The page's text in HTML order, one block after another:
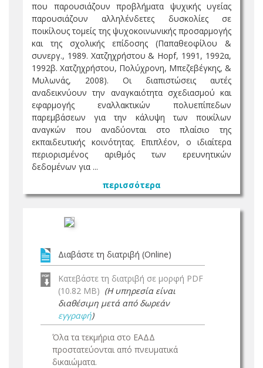
που παρουσιάζουν προβλήματα ψυχικής υγείας
παρουσιάζουν αλληλένδετες δυσκολίες σε
ποικίλους τομείς της ψυχοκοινωνικής προσαρμογής
και της σχολικής επίδοσης (Παπαθεοφίλου &
συνεργ., 1989. Χατζηχρήστου & Hopf, 1991, 1992α,
1992β. Χατζηχρήστου, Πολύχρονη, Μπεζεβέγκης, &
Μυλωνάς, 2008). Οι διαπιστώσεις αυτές
αναδεικνύουν την αναγκαιότητα σχεδιασμού και
εφαρμογής εναλλακτικών πολυεπίπεδων
παρεμβάσεων για την κάλυψη των ποικίλων
αναγκών που αναδύονται στο πλαίσιο της
εκπαιδευτικής κοινότητας. Επιπλέον, ο ιδιαίτερα
περιορισμένος αριθμός των ερευνητικών
δεδομένων για ...
περισσότερα
Διαβάστε τη διατριβή (Online)
Κατεβάστε τη διατριβή σε μορφή PDF
(10.82 MB) (Η υπηρεσία είναι
διαθέσιμη μετά από δωρεάν
εγγραφή)
Όλα τα τεκμήρια στο ΕΑΔΔ
προστατεύονται από πνευματικά
δικαιώματα.